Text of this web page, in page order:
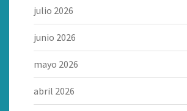
julio 2026
junio 2026
mayo 2026
abril 2026